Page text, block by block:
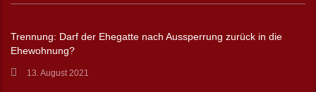
Trennung: Darf der Ehegatte nach Aussperrung zurück in die
Ehewohnung?
13. August 2021